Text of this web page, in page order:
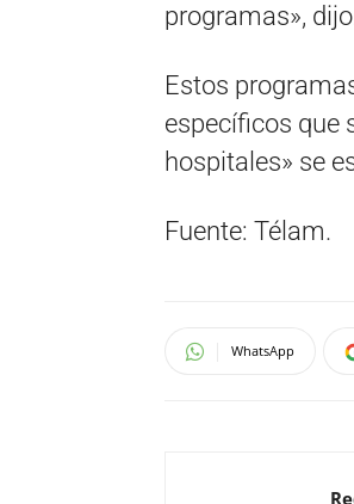
programas»,
Estos
específicos que
hospitales» se
Fuente: Télam.
WhatsApp